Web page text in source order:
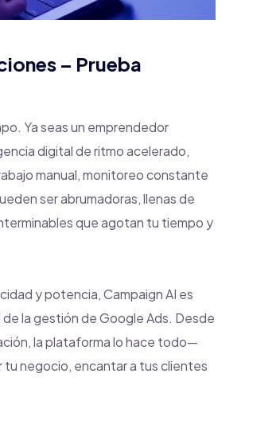
– Prueba
Ya seas un emprendedor
digital de ritmo acelerado,
manual, monitoreo constante
ser abrumadoras, llenas de
que agotan tu tiempo y
y potencia, Campaign AI es
la gestión de Google Ads. Desde
la plataforma lo hace todo—
negocio, encantar a tus clientes